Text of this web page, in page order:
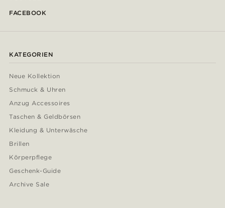
FACEBOOK
KATEGORIEN
Neue Kollektion
Schmuck & Uhren
Anzug Accessoires
Taschen & Geldbörsen
Kleidung & Unterwäsche
Brillen
Körperpflege
Geschenk-Guide
Archive Sale